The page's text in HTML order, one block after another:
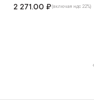
2 271.00 ₽(включая ндс 22%)